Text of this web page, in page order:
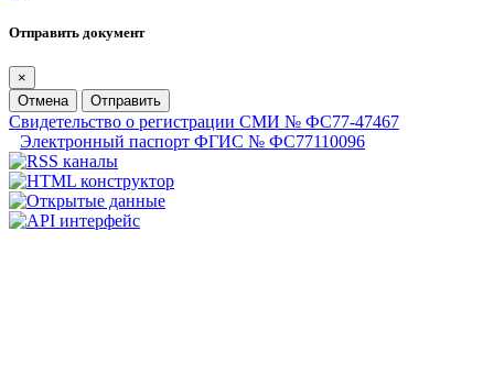
Отправить документ
×
Отмена
Отправить
Свидетельство о регистрации СМИ № ФС77-47467
Электронный паспорт ФГИС № ФС77110096